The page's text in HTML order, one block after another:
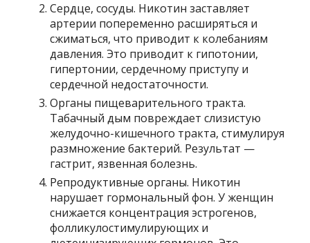
Сердце, сосуды. Никотин заставляет
артерии попеременно расширяться и
сжиматься, что приводит к колебаниям
давления. Это приводит к гипотонии,
гипертонии, сердечному приступу и
сердечной недостаточности.
Органы пищеварительного тракта.
Табачный дым повреждает слизистую
желудочно-кишечного тракта, стимулируя
размножение бактерий. Результат —
гастрит, язвенная болезнь.
Репродуктивные органы. Никотин
нарушает гормональный фон. У женщин
снижается концентрация эстрогенов,
фолликулостимулирующих и